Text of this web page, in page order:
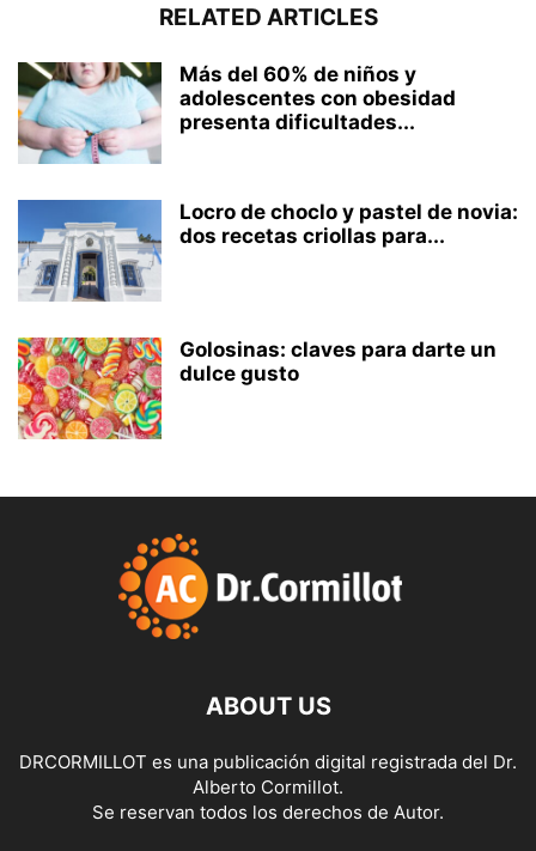
RELATED ARTICLES
Más del 60% de niños y
adolescentes con obesidad
presenta dificultades...
Locro de choclo y pastel de novia:
dos recetas criollas para...
Golosinas: claves para darte un
dulce gusto
ABOUT US
DRCORMILLOT es una publicación digital registrada del Dr.
Alberto Cormillot.
Se reservan todos los derechos de Autor.